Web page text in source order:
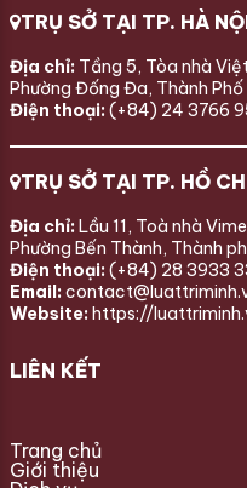
TRỤ SỞ TẠI TP. HÀ
Địa chỉ: Tầng 5, Tòa nhà
Phường Đống Đa, Thành Phố
Điện thoại: (+84) 24 3766
TRỤ SỞ TẠI TP. HỒ
Địa chỉ: Lầu 11, Toà nhà
Phường Bến Thành, Thành
Điện thoại: (+84) 28 3933
Email:
Website: https://
LIÊN KẾT
Trang chủ
Giới thiệu